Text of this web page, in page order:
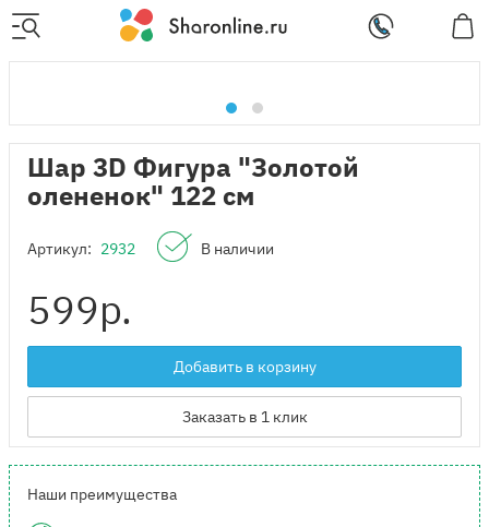
Шар 3D Фигура "Золотой
олененок" 122 см
Артикул: 2932 В наличии
599р.
Добавить в корзину
Заказать в 1 клик
Наши преимущества